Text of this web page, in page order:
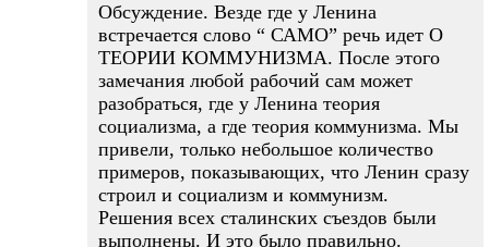
Обсуждение. Везде где у Ленина
встречается слово “ САМО” речь идет О
ТЕОРИИ КОММУНИЗМА. После этого
замечания любой рабочий сам может
разобраться, где у Ленина теория
социализма, а где теория коммунизма. Мы
привели, только небольшое количество
примеров, показывающих, что Ленин сразу
строил и социализм и коммунизм.
Решения всех сталинских съездов были
выполнены. И это было правильно.